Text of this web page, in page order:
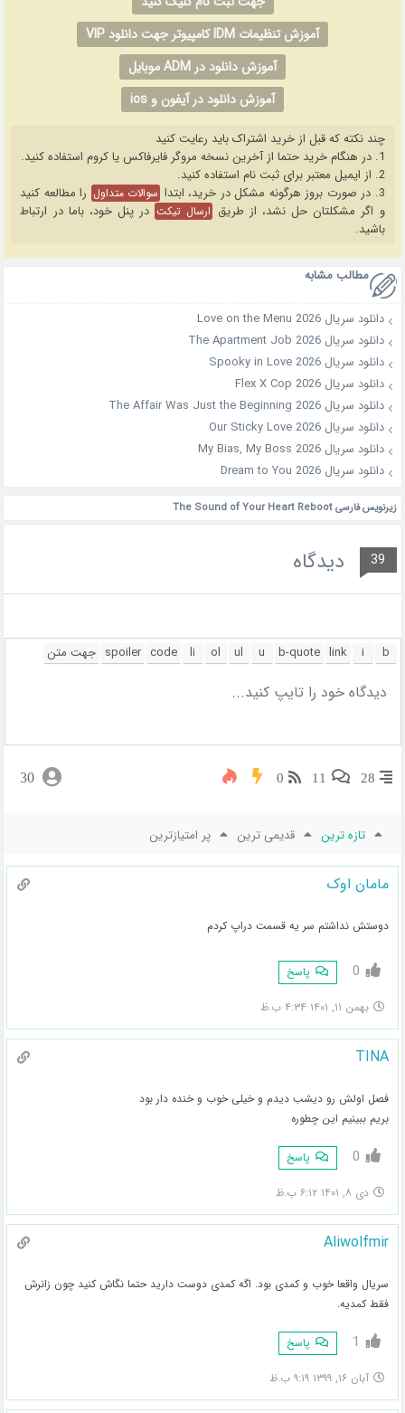
آموزش تنظیمات IDM کامپیوتر جهت دانلود VIP
آموزش دانلود در ADM موبایل
آموزش دانلود در آیفون و ios
چند نکته که قبل از خرید اشتراک باید رعایت کنید
1. در هنگام خرید حتما از آخرین نسخه مروگر فایرفاکس یا کروم استفاده کنید.
2. از ایمیل معتبر برای ثبت نام استفاده کنید.
3. در صورت بروز هرگونه مشکل در خرید، ابتدا
سوالات متداول را مطالعه کنید
و اگر مشکلتان حل نشد، از طریق ارسال تیکت در پنل خود، باما در ارتباط
باشید.
مطالب مشابه
دانلود سریال Love on the Menu 2026
دانلود سریال The Apartment Job 2026
دانلود سریال Spooky in Love 2026
دانلود سریال Flex X Cop 2026
دانلود سریال The Affair Was Just the Beginning 2026
دانلود سریال Our Sticky Love 2026
دانلود سریال My Bias, My Boss 2026
دانلود سریال Dream to You 2026
زیرنویس فارسی The Sound of Your Heart Reboot
39 دیدگاه
28
11
0
30
تازه ترین قدیمی ترین پر امتیازترین
مامان اوک
دوستش نداشتم سر یه قسمت دراپ کردم
0 پاسخ
بهمن ۱۱, ۱۴۰۱ ۴:۳۴ ب.ظ
TINA
فصل اولش رو دیشب دیدم و خیلی خوب و خنده دار بود
بریم ببینیم این چطوره
0 پاسخ
دی ۸, ۱۴۰۱ ۶:۱۲ ب.ظ
Aliwolfmir
سریال واقعا خوب و کمدی بود. اگه کمدی دوست دارید حتما نگاش کنید چون زانرش
فقط کمدیه.
1 پاسخ
آبان ۱۶, ۱۳۹۹ ۹:۱۹ ب.ظ